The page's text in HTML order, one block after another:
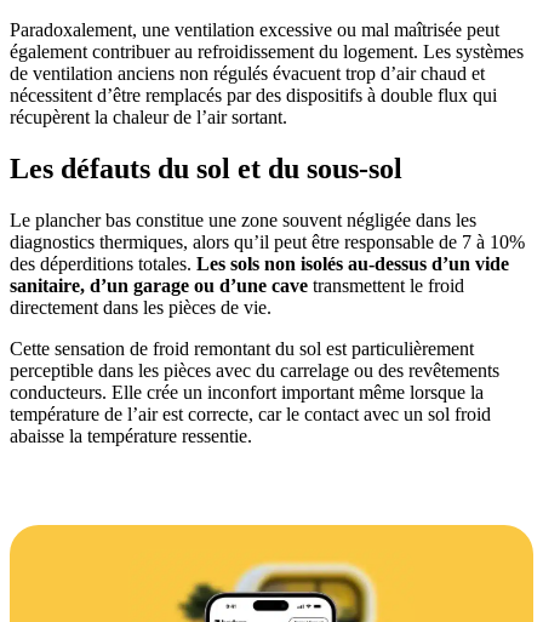
Paradoxalement, une ventilation excessive ou mal maîtrisée peut
également contribuer au refroidissement du logement. Les systèmes
de ventilation anciens non régulés évacuent trop d’air chaud et
nécessitent d’être remplacés par des dispositifs à double flux qui
récupèrent la chaleur de l’air sortant.
Les défauts du sol et du sous-sol
Le plancher bas constitue une zone souvent négligée dans les
diagnostics thermiques, alors qu’il peut être responsable de 7 à 10%
des déperditions totales. Les sols non isolés au-dessus d’un vide
sanitaire, d’un garage ou d’une cave transmettent le froid
directement dans les pièces de vie.
Cette sensation de froid remontant du sol est particulièrement
perceptible dans les pièces avec du carrelage ou des revêtements
conducteurs. Elle crée un inconfort important même lorsque la
température de l’air est correcte, car le contact avec un sol froid
abaisse la température ressentie.